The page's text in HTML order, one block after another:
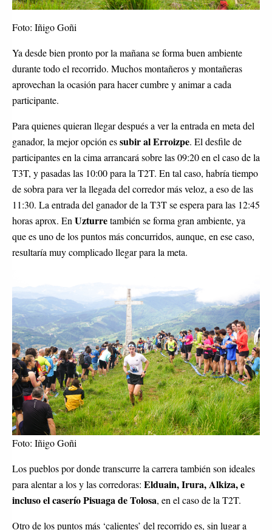
Foto: Iñigo Goñi
Ya desde bien pronto por la mañana se forma buen ambiente
durante todo el recorrido. Muchos montañeros y montañeras
aprovechan la ocasión para hacer cumbre y animar a cada
participante.
Para quienes quieran llegar después a ver la entrada en meta del
ganador, la mejor opción essubir al Erroizpe. El desfile de
participantes en la cima arrancará sobre las 09:20 en el caso de la
T3T, y pasadas las 10:00 para la T2T. En tal caso, habría tiempo
de sobra para ver la llegada del corredor más veloz, a eso de las
11:30. La entrada del ganador de la T3T se espera para las 12:45
horas aprox. En Uzturretambién se forma gran ambiente, ya
que es uno de los puntos más concurridos, aunque, en ese caso,
resultaría muy complicado llegar para la meta.
Foto: Iñigo Goñi
Los pueblos por donde transcurre la carrera también son ideales
para alentar a los y las corredoras: Elduain, Irura, Alkiza, e
incluso el caserío Pisuaga de Tolosa, en el caso de la T2T.
Otro de los puntos más ‘calientes’ del recorrido es, sin lugar a